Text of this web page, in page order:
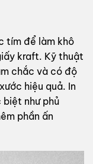
tím để làm khô
kraft. Kỹ thuật
chắc và có độ
hiệu quả. In
như phủ
phần ấn